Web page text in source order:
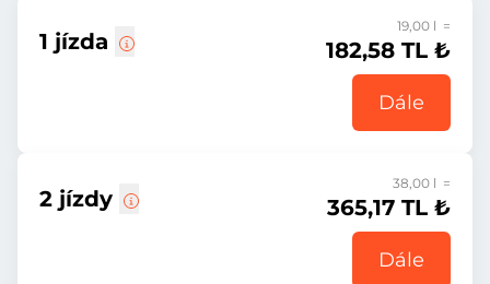
1 jízda
19,00 l =
182,58 TL ₺
Dále
2 jízdy
38,00 l =
365,17 TL ₺
Dále